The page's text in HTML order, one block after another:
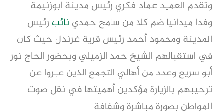
وتقدم العميد عماد فكري رئيس مدينة ابوزنيمة
وفدا ميدانيا ضم كلا من سامح حمدي نائب رئيس
المدينة ومحمود أحمد رئيس قرية غرندل حيث كان
في استقبالهم الشيخ حمد الزميلي وبحضور الحاج نور
أبو سريع وعدد من أهالي التجمع الذين عبروا عن
ترحيبهم بالزيارة مؤكدين أهميتها في نقل صوت
المواطن بصورة مباشرة وشفافة